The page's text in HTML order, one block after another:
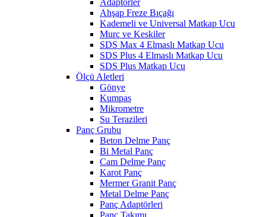
Adaptörler
Ahşap Freze Bıçağı
Kademeli ve Universal Matkap Ucu
Murç ve Keskiler
SDS Max 4 Elmaslı Matkap Ucu
SDS Plus 4 Elmaslı Matkap Ucu
SDS Plus Matkap Ucu
Ölçü Aletleri
Gönye
Kumpas
Mikrometre
Su Terazileri
Panç Grubu
Beton Delme Panç
Bi Metal Panç
Cam Delme Panç
Karot Panç
Mermer Granit Panç
Metal Delme Panç
Panç Adaptörleri